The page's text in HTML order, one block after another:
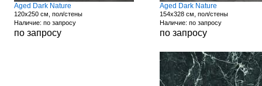
Aged Dark Nature
120x250 см, пол/стены
Наличие: по запросу
по запросу
Aged Dark Nature
154x328 см, пол/стены
Наличие: по запросу
по запросу